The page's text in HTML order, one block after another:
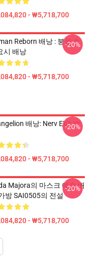
- ₩5,718,700
Reborn 배낭 : 붕올 츠
시 배낭
- ₩5,718,700
-20%
배낭: Nerv EVA 배
- ₩5,718,700
-20%
Majora의 마스크 예술 배
방 SAI0505의 전설
- ₩5,718,700
-20%